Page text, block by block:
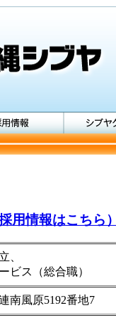
採用情報はこちら
、
ビス（総合職）
南風原5192番地7